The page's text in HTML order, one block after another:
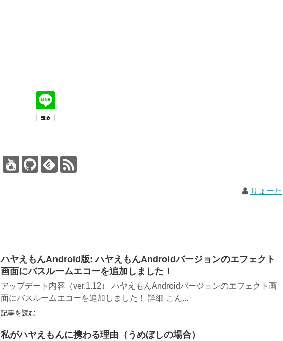
りょーた
ハヤえもんAndroid版: ハヤえもんAndroidバージョンのエフェクト
画面にバスルームエコーを追加しました！
アップデート内容（ver.1.12） ハヤえもんAndroidバージョンのエフェクト画
面にバスルームエコーを追加しました！ 詳細 こん...
記事を読む
私がハヤえもんに携わる理由（うめぼしの場合）